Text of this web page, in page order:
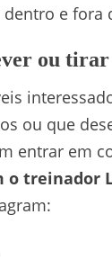
e fora
ou
ou que
entrar em
o treinador